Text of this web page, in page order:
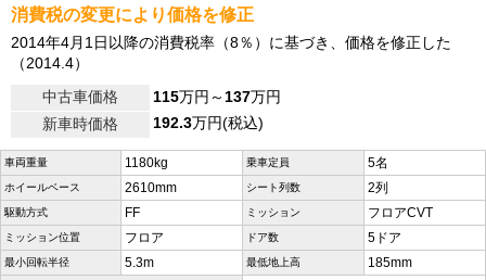
消費税の変更により価格を修正
2014年4月1日以降の消費税率（8％）に基づき、価格を修正した
（2014.4）
中古車価格
115万円～137万円
新車時価格
192.3万円(税込)
車両重量 1180kg 乗車定員 5名
ホイールベース 2610mm シート列数 2列
駆動方式 FF ミッション フロアCVT
ミッション位置 フロア ドア数 5ドア
最小回転半径 5.3m 最低地上高 185mm